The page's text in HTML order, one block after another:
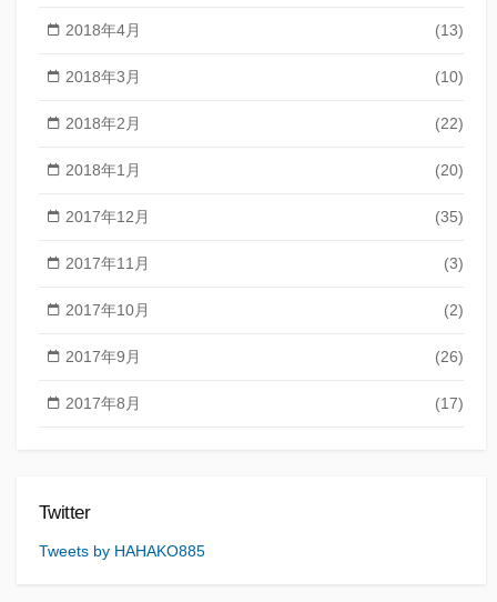
2018年4月 (13)
2018年3月 (10)
2018年2月 (22)
2018年1月 (20)
2017年12月 (35)
2017年11月 (3)
2017年10月 (2)
2017年9月 (26)
2017年8月 (17)
Twitter
Tweets by HAHAKO885